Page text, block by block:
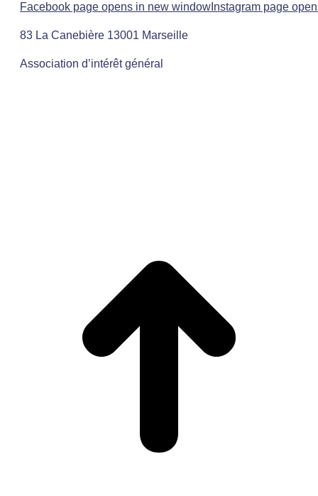
Facebook page opens in new window Instagram page
83 La Canebière 13001 Marseille
Association d’intérêt général